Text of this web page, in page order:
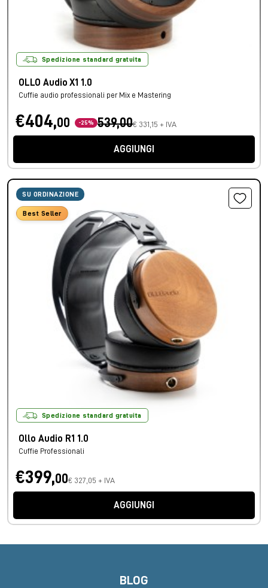
Spedizione standard gratuita
OLLO Audio X1 1.0
Cuffie audio professionali per Mix e Mastering
€404,00 -25% 539,00€ 331,15 + IVA
AGGIUNGI
SU ORDINAZIONE
Best Seller
Spedizione standard gratuita
Ollo Audio R1 1.0
Cuffie Professionali
€399,00€ 327,05 + IVA
AGGIUNGI
BLOG